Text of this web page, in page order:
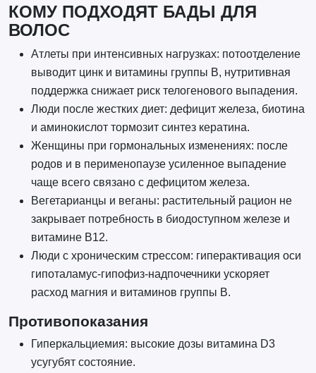
КОМУ ПОДХОДЯТ БАДЫ ДЛЯ
ВОЛОС
Атлеты при интенсивных нагрузках: потоотделение
выводит цинк и витамины группы B, нутритивная
поддержка снижает риск телогенового выпадения.
Люди после жестких диет: дефицит железа, биотина
и аминокислот тормозит синтез кератина.
Женщины при гормональных изменениях: после
родов и в перименопаузе усиленное выпадение
чаще всего связано с дефицитом железа.
Вегетарианцы и веганы: растительный рацион не
закрывает потребность в биодоступном железе и
витамине B12.
Люди с хроническим стрессом: гиперактивация оси
гипоталамус-гипофиз-надпочечники ускоряет
расход магния и витаминов группы B.
Противопоказания
Гиперкальциемия: высокие дозы витамина D3
усугубят состояние.